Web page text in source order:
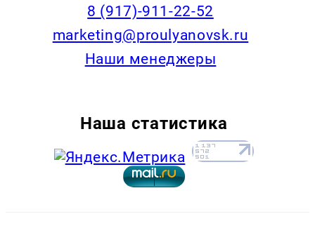
8 (917)-911-22-52
marketing@proulyanovsk.ru
Наши менеджеры
Наша статистика